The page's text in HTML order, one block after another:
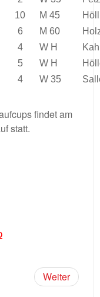
10
M 45
6
M 60
4
W H
5
W H
4
W 35
findet am
statt.
Weiter